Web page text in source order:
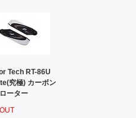
Tech RT-86U
究極) カーボン
ーター